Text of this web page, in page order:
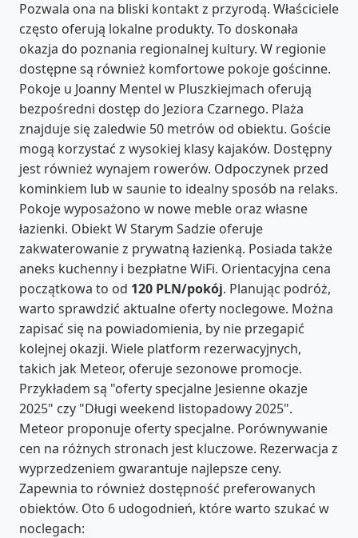
Pozwala ona na bliski kontakt z przyrodą. Właściciele
często oferują lokalne produkty. To doskonała
okazja do poznania regionalnej kultury. W regionie
dostępne są również komfortowe pokoje gościnne.
Pokoje u Joanny Mentel w Pluszkiejmach oferują
bezpośredni dostęp do Jeziora Czarnego. Plaża
znajduje się zaledwie 50 metrów od obiektu. Goście
mogą korzystać z wysokiej klasy kajaków. Dostępny
jest również wynajem rowerów. Odpoczynek przed
kominkiem lub w saunie to idealny sposób na relaks.
Pokoje wyposażono w nowe meble oraz własne
łazienki. Obiekt W Starym Sadzie oferuje
zakwaterowanie z prywatną łazienką. Posiada także
aneks kuchenny i bezpłatne WiFi. Orientacyjna cena
początkowa to od 120 PLN/pokój. Planując podróż,
warto sprawdzić aktualne oferty noclegowe. Można
zapisać się na powiadomienia, by nie przegapić
kolejnej okazji. Wiele platform rezerwacyjnych,
takich jak Meteor, oferuje sezonowe promocje.
Przykładem są "oferty specjalne Jesienne okazje
2025" czy "Długi weekend listopadowy 2025".
Meteor proponuje oferty specjalne. Porównywanie
cen na różnych stronach jest kluczowe. Rezerwacja z
wyprzedzeniem gwarantuje najlepsze ceny.
Zapewnia to również dostępność preferowanych
obiektów. Oto 6 udogodnień, które warto szukać w
noclegach: